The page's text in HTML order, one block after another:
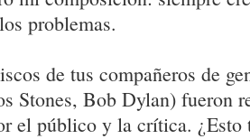
problemas.
de tus compañeros de
Stones, Bob Dylan) fueron
el público y la crítica. ¿Esto